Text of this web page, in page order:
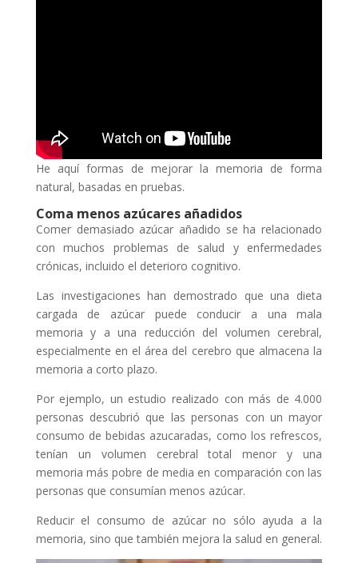
He aquí formas de mejorar la memoria de forma
natural, basadas en pruebas.
Coma menos azúcares añadidos
Comer demasiado azúcar añadido se ha relacionado
con muchos problemas de salud y enfermedades
crónicas, incluido el deterioro cognitivo.
Las investigaciones han demostrado que una dieta
cargada de azúcar puede conducir a una mala
memoria y a una reducción del volumen cerebral,
especialmente en el área del cerebro que almacena la
memoria a corto plazo.
Por ejemplo, un estudio realizado con más de 4.000
personas descubrió que las personas con un mayor
consumo de bebidas azucaradas, como los refrescos,
tenían un volumen cerebral total menor y una
memoria más pobre de media en comparación con las
personas que consumían menos azúcar.
Reducir el consumo de azúcar no sólo ayuda a la
memoria, sino que también mejora la salud en general.